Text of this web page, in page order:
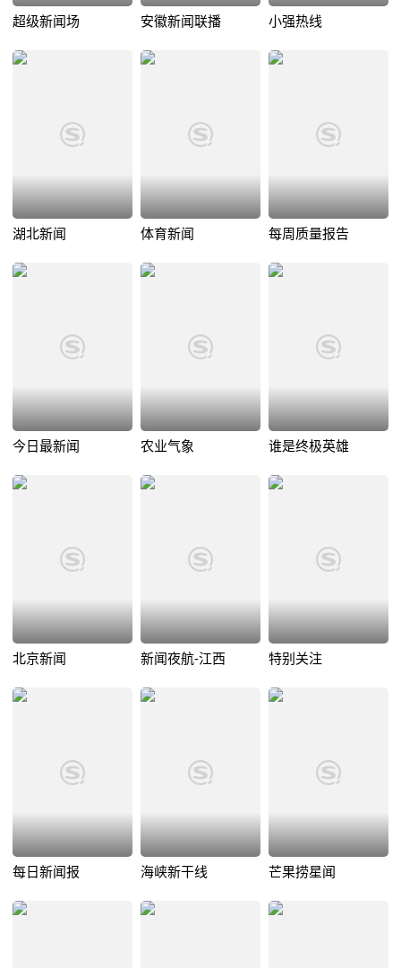
超级新闻场 安徽新闻联播 小强热线
湖北新闻 体育新闻 每周质量报告
今日最新闻 农业气象 谁是终极英雄
北京新闻 新闻夜航-江西 特别关注
每日新闻报 海峡新干线 芒果捞星闻